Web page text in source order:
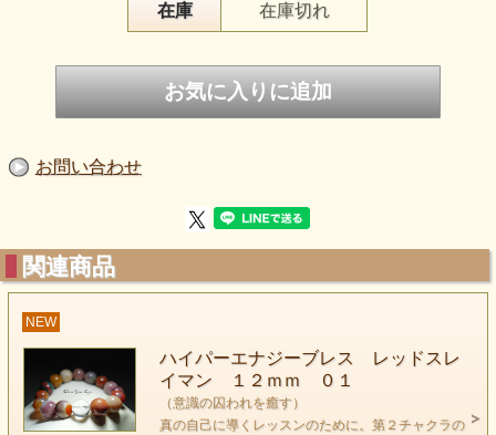
keyword （意識の囚われを癒す）
スレイマンは、表面的なエネルギーの流れを作るためとか
ちょっとしたきっかけを与えるというような軽い感覚で持つ
在庫 在庫切れ
お問い合わせ
関連商品
NEW
ハイパーエナジーブレス レッドスレ
イマン １２ｍｍ ０１
（意識の囚われを癒す）
真の自己に導くレッスンのために。第２チャクラの